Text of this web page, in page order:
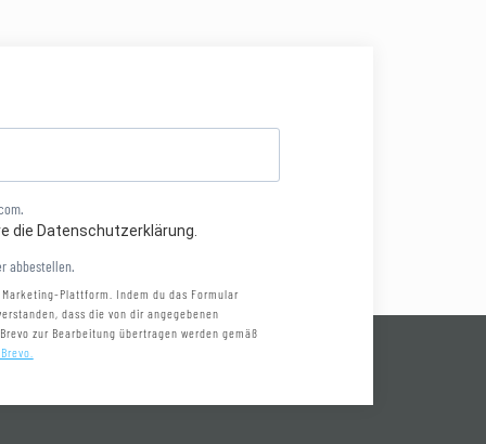
die Datenschutzerklärung.
abbestellen.
Plattform. Indem du das Formular
dass die von dir angegebenen
zur Bearbeitung übertragen werden gemäß